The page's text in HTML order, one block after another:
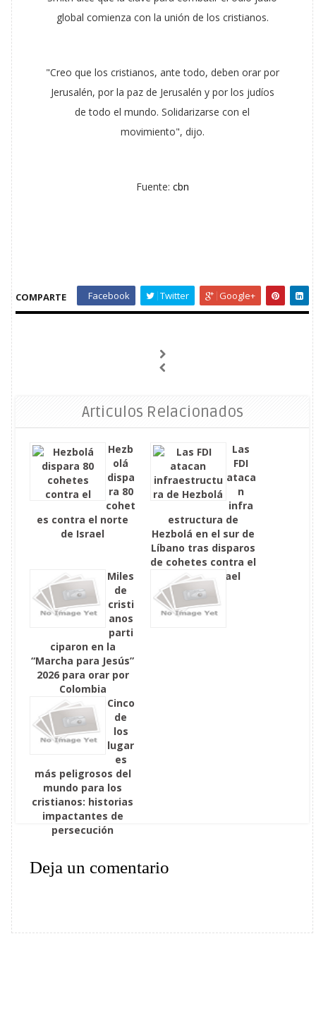
global comienza con la unión de los cristianos.
"Creo que los cristianos, ante todo, deben orar por
Jerusalén, por la paz de Jerusalén y por los judíos
de todo el mundo. Solidarizarse con el
movimiento", dijo.
Fuente: cbn
COMPARTE Facebook Twitter Google+
Articulos Relacionados
Hezb
olá
dispa
ra 80
cohet
es contra el norte
de Israel
Las
FDI
ataca
n
infra
estructura de
Hezbolá en el sur de
Líbano tras disparos
de cohetes contra el
norte de Israel
Miles
de
cristi
anos
parti
ciparon en la
“Marcha para Jesús”
2026 para orar por
Colombia
Cinco
de
los
lugar
es
más peligrosos del
mundo para los
cristianos: historias
impactantes de
persecución
Deja un comentario